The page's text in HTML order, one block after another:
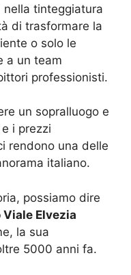
tinteggiatura
di trasformare la
o solo le
a un team
professionisti.
un sopralluogo e
i prezzi
rendono una delle
italiano.
possiamo dire
Elvezia
la sua
5000 anni fa.